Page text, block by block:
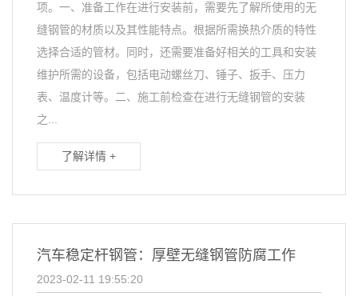
项。一、准备工作在进行安装前，需要先了解所使用的无
缝钢管的材质以及其性能特点。根据所需换热介质的特性
选择合适的管材。同时，还需要准备好相关的工具和安装
维护所需的设备，包括电动螺丝刀、锤子、扳手、压力
表、温度计等。二、施工前检查在进行无缝钢管的安装
之...
了解详情 +
汽车稳定杆钢管：厚壁无缝钢管防腐工作
2023-02-11 19:55:20